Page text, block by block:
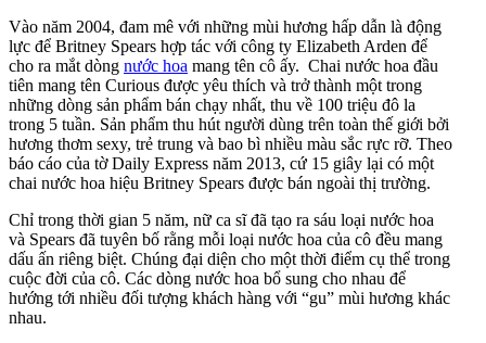
Vào năm 2004, đam mê với những mùi hương hấp dẫn là động
lực để Britney Spears hợp tác với công ty Elizabeth Arden để
cho ra mắt dòng nước hoa mang tên cô ấy. Chai nước hoa đầu
tiên mang tên Curious được yêu thích và trở thành một trong
những dòng sản phẩm bán chạy nhất, thu về 100 triệu đô la
trong 5 tuần. Sản phẩm thu hút người dùng trên toàn thế giới bởi
hương thơm sexy, trẻ trung và bao bì nhiều màu sắc rực rỡ. Theo
báo cáo của tờ Daily Express năm 2013, cứ 15 giây lại có một
chai nước hoa hiệu Britney Spears được bán ngoài thị trường.
Chỉ trong thời gian 5 năm, nữ ca sĩ đã tạo ra sáu loại nước hoa
và Spears đã tuyên bố rằng mỗi loại nước hoa của cô đều mang
dấu ấn riêng biệt. Chúng đại diện cho một thời điểm cụ thể trong
cuộc đời của cô. Các dòng nước hoa bổ sung cho nhau để
hướng tới nhiều đối tượng khách hàng với “gu” mùi hương khác
nhau.